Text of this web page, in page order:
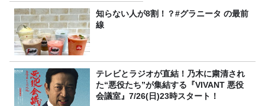
知らない人が8割！？#グラニータ の最前
線
テレビとラジオが直結！乃木に粛清され
た“悪役たち”が集結する『VIVANT 悪役
会議室』7/26(日)23時スタート！